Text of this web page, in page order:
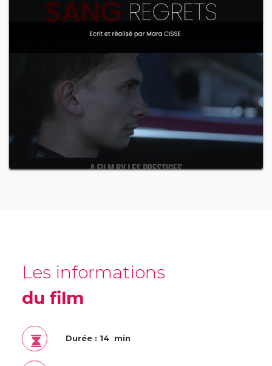
Les informations
du film
Durée : 14 min